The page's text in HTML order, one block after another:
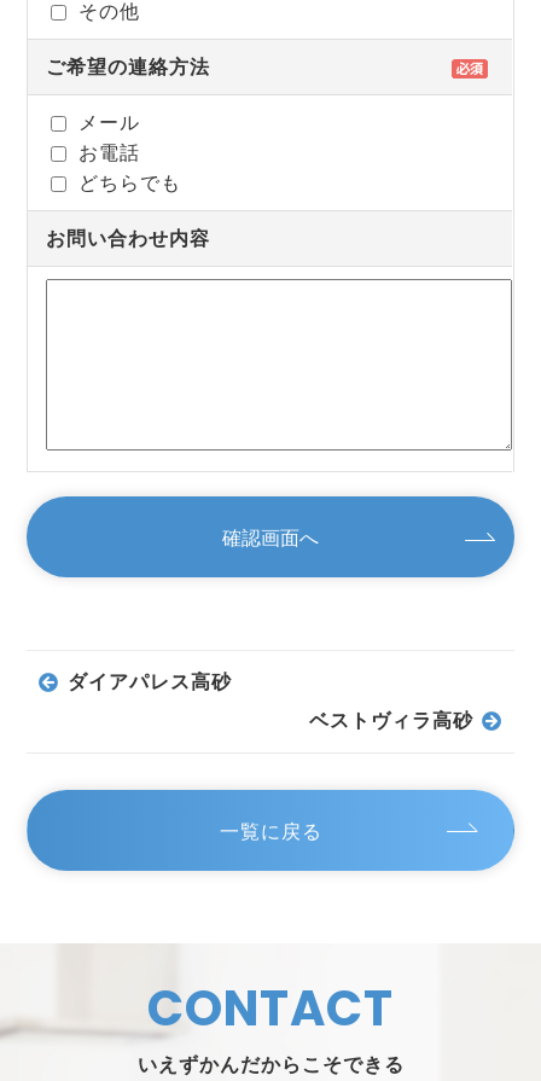
その他
ご希望の連絡方法
メール
お電話
どちらでも
お問い合わせ内容
ダイアパレス高砂
ベストヴィラ高砂
一覧に戻る
CONTACT
いえずかんだからこそできる